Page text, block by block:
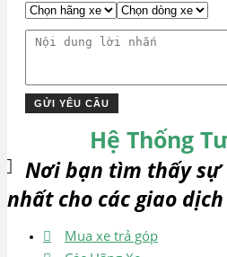
Hệ Thống
Nơi bạn tìm thấy sự
nhất cho các giao dịch
Mua xe trả góp